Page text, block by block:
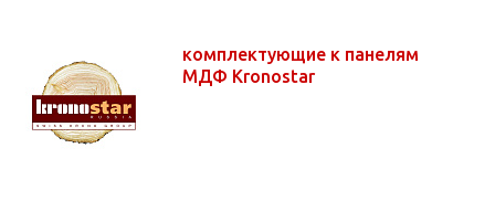
комплектующие к панелям
МДФ Kronostar